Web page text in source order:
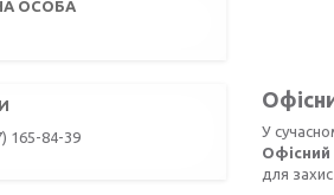
У
для
165-84-39